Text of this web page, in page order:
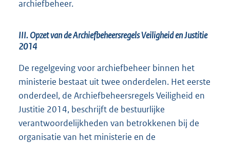
archiefbeheer.
III. Opzet van de Archiefbeheersregels Veiligheid en Justitie
2014
De regelgeving voor archiefbeheer binnen het
ministerie bestaat uit twee onderdelen. Het eerste
onderdeel, de Archiefbeheersregels Veiligheid en
Justitie 2014, beschrijft de bestuurlijke
verantwoordelijkheden van betrokkenen bij de
organisatie van het ministerie en de